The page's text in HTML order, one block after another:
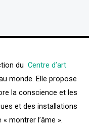
du Centre d’art
monde. Elle propose
la conscience et les
et des installations
montrer l’âme ».